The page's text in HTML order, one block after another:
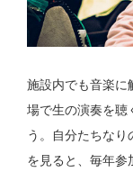
施設内でも音楽に
場で生の演奏を聴
う。自分たちな
を見ると、毎年参